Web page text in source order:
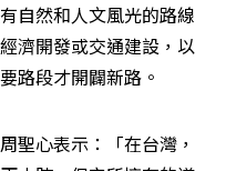
自然和人文風光的路線
濟開發或交通建設，以
路段才開闢新路。
聖心表示：「在台灣，